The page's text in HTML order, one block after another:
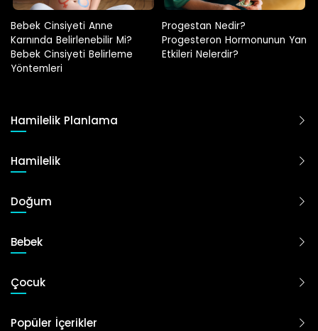
Bebek Cinsiyeti Anne
Karnında Belirlenebilir Mi?
Bebek Cinsiyeti Belirleme
Yöntemleri
Progestan Nedir?
Progesteron Hormonunun Yan
Etkileri Nelerdir?
Hamilelik Planlama
Hamilelik
Doğum
Bebek
Çocuk
Popüler İçerikler